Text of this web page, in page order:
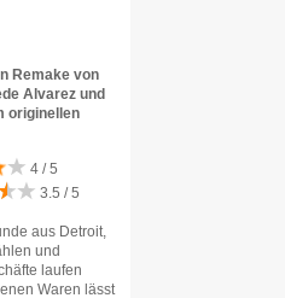
Remake von
Alvarez und
originellen
4 / 5
3.5 / 5
aus Detroit,
und
laufen
Waren lässt